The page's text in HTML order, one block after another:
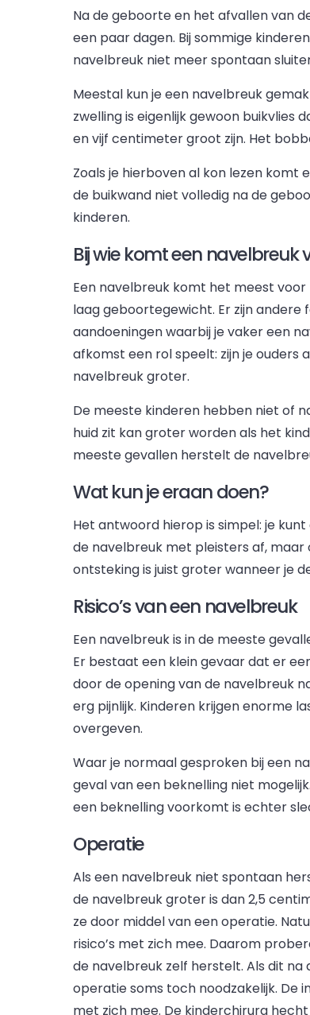
Na de geboorte en het afvallen van
een paar dagen. Bij sommige
navelbreuk niet meer spontaan
Meestal kun je een navelbreuk
zwelling is eigenlijk gewoon buikvlies
en vijf centimeter groot zijn. Het
Zoals je hierboven al kon lezen komt
de buikwand niet volledig na de
kinderen.
Bij wie komt een navelbreuk
Een navelbreuk komt het meest
laag geboortegewicht. Er zijn andere
aandoeningen waarbij je vaker een
afkomst een rol speelt: zijn je ouders
navelbreuk groter.
De meeste kinderen hebben niet of
huid zit kan groter worden als het
meeste gevallen herstelt de
Wat kun je eraan doen?
Het antwoord hierop is simpel: je
de navelbreuk met pleisters af,
ontsteking is juist groter wanneer je
Risico’s van een navelbreuk
Een navelbreuk is in de meeste
Er bestaat een klein gevaar dat er
door de opening van de navelbreuk
erg pijnlijk. Kinderen krijgen enorme
overgeven.
Waar je normaal gesproken bij een
geval van een beknelling niet
een beknelling voorkomt is echter
Operatie
Als een navelbreuk niet spontaan
de navelbreuk groter is dan 2,5
ze door middel van een operatie.
risico’s met zich mee. Daarom
de navelbreuk zelf herstelt. Als dit
operatie soms toch noodzakelijk. De
met zich mee. De kinderchirurg